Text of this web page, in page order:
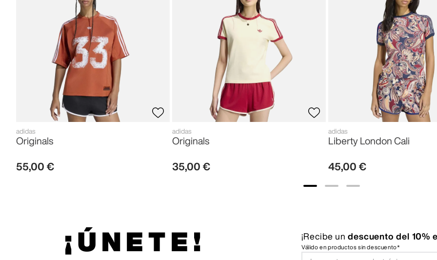
adidas
Originals
55,00 €
adidas
Originals
35,00 €
adidas
Liberty London Cali
45,00 €
¡ÚNETE! ¡Recibe un descuento del 10%
Válido en productos sin descuento*